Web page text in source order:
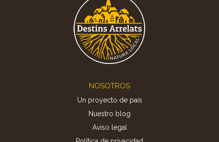
NOSOTROS
Un proyecto de país
Nuestro blog
Aviso legal